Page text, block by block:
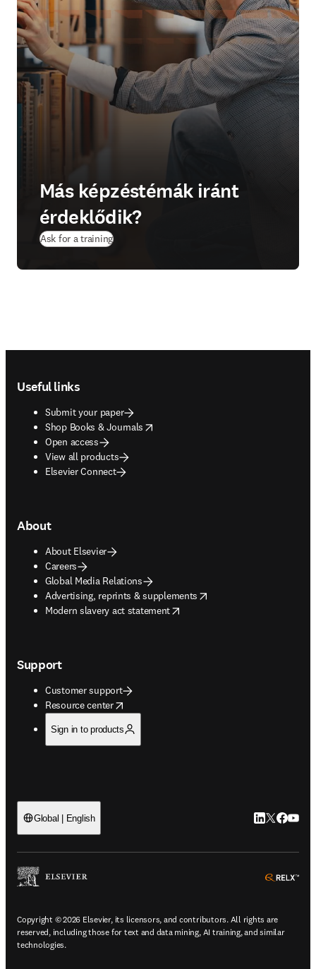
Más képzéstémák iránt
érdeklődik?
Ask for a training
Useful links
Submit your paper
Shop Books & Journals
opens in new tab/window
Open access
View all products
Elsevier Connect
About
About Elsevier
Careers
Global Media Relations
Advertising, reprints & supplements
opens in new tab/window
Modern slavery act statement
opens in new tab/window
Support
Customer support
Resource center
opens in new tab/window
Sign in to products
Global | English LinkedIn
Twitter
Copyright © 2026 Elsevier, its licensors, and contributors. All rights are
reserved, including those for text and data mining, AI training, and similar
technologies.